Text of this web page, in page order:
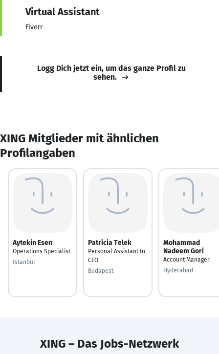
Virtual Assistant
Fiverr
Logg Dich jetzt ein, um das ganze Profil zu
sehen.
XING Mitglieder mit ähnlichen
Profilangaben
Aytekin Esen
Operations Specialist
Istanbul
Patricia Telek
Personal Assistant to
CEO
Budapest
Mohammad
Nadeem Gori
Account Manager
Hyderabad
XING – Das Jobs-Netzwerk